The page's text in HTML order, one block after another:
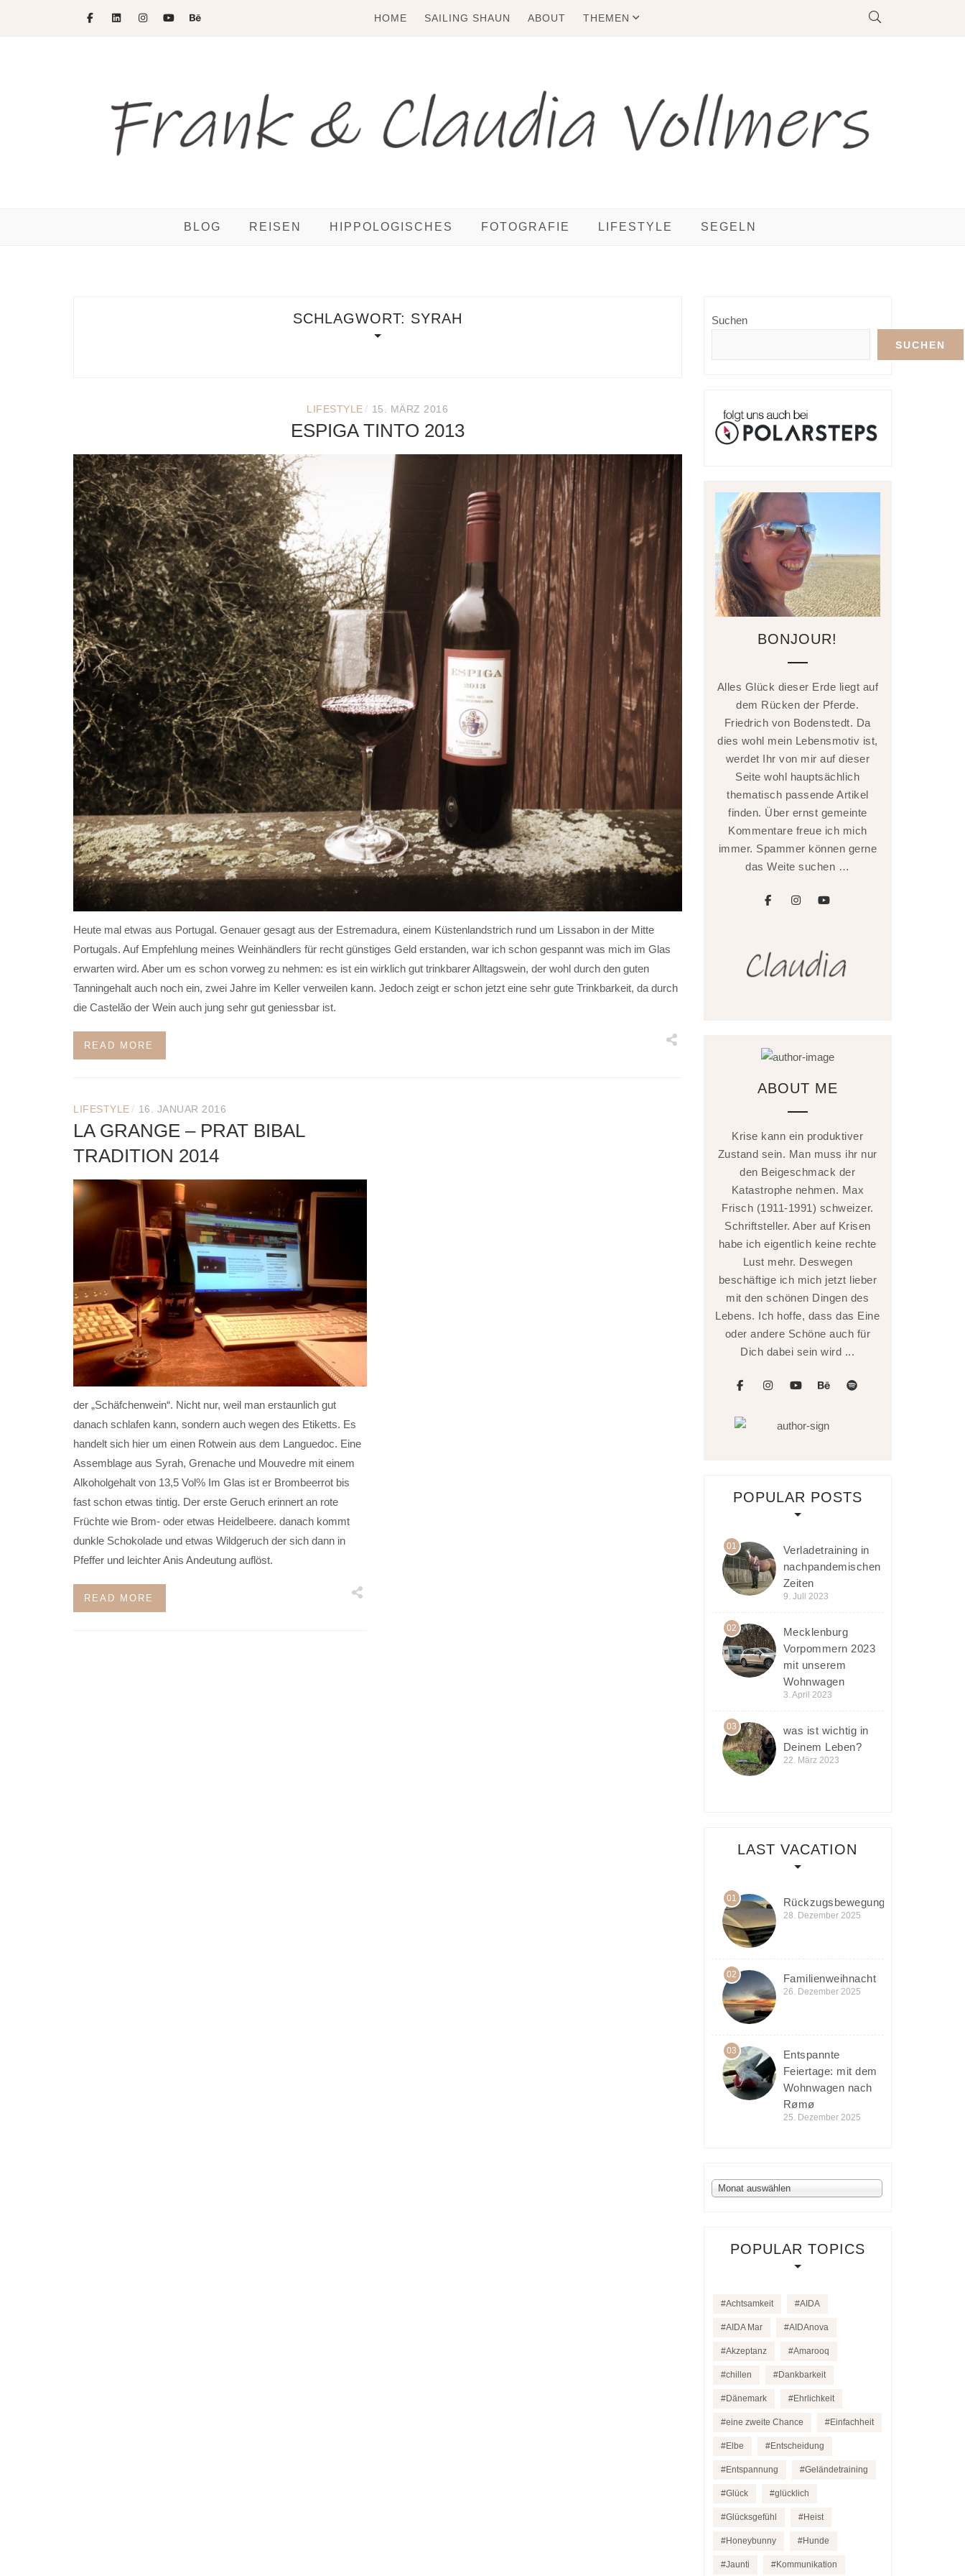
HOME SAILING SHAUN ABOUT THEMEN
BLOG REISEN HIPPOLOGISCHES FOTOGRAFIE LIFESTYLE SEGELN
SCHLAGWORT: SYRAH
LIFESTYLE / 15. MÄRZ 2016
ESPIGA TINTO 2013
Heute mal etwas aus Portugal. Genauer gesagt aus der Estremadura, einem Küstenlandstrich rund um Lissabon in der Mitte
Portugals. Auf Empfehlung meines Weinhändlers für recht günstiges Geld erstanden, war ich schon gespannt was mich im Glas
erwarten wird. Aber um es schon vorweg zu nehmen: es ist ein wirklich gut trinkbarer Alltagswein, der wohl durch den guten
Tanningehalt auch noch ein, zwei Jahre im Keller verweilen kann. Jedoch zeigt er schon jetzt eine sehr gute Trinkbarkeit, da durch
die Castelão der Wein auch jung sehr gut geniessbar ist.
READ MORE
LIFESTYLE/ 16. JANUAR 2016
LA GRANGE – PRAT BIBAL
TRADITION 2014
der „Schäfchenwein“. Nicht nur, weil man erstaunlich gut
danach schlafen kann, sondern auch wegen des Etiketts. Es
handelt sich hier um einen Rotwein aus dem Languedoc. Eine
Assemblage aus Syrah, Grenache und Mouvedre mit einem
Alkoholgehalt von 13,5 Vol% Im Glas ist er Brombeerrot bis
fast schon etwas tintig. Der erste Geruch erinnert an rote
Früchte wie Brom- oder etwas Heidelbeere. danach kommt
dunkle Schokolade und etwas Wildgeruch der sich dann in
Pfeffer und leichter Anis Andeutung auflöst.
READ MORE
Suchen
SUCHEN
BONJOUR!
Alles Glück dieser Erde liegt auf
dem Rücken der Pferde.
Friedrich von Bodenstedt. Da
dies wohl mein Lebensmotiv ist,
werdet Ihr von mir auf dieser
Seite wohl hauptsächlich
thematisch passende Artikel
finden. Über ernst gemeinte
Kommentare freue ich mich
immer. Spammer können gerne
das Weite suchen …
ABOUT ME
Krise kann ein produktiver
Zustand sein. Man muss ihr nur
den Beigeschmack der
Katastrophe nehmen. Max
Frisch (1911-1991) schweizer.
Schriftsteller. Aber auf Krisen
habe ich eigentlich keine rechte
Lust mehr. Deswegen
beschäftige ich mich jetzt lieber
mit den schönen Dingen des
Lebens. Ich hoffe, dass das Eine
oder andere Schöne auch für
Dich dabei sein wird ...
facebook
instagram
youtube
behance
POPULAR POSTS
01
Verladetraining in
nachpandemischen
Zeiten
9. Juli 2023
02
Mecklenburg
Vorpommern 2023
mit unserem
Wohnwagen
3. April 2023
03
was ist wichtig in
Deinem Leben?
22. März 2023
LAST VACATION
01 Rückzugsbewegung
28. Dezember 2025
02 Familienweihnacht
26. Dezember 2025
03
Entspannte
Feiertage: mit dem
Wohnwagen nach
Rømø
25. Dezember 2025
Archiv
Monat auswählen
POPULAR TOPICS
Achtsamkeit AIDA
AIDA Mar AIDAnova
Akzeptanz Amarooq
chillen Dankbarkeit
Dänemark Ehrlichkeit
eine zweite Chance Einfachheit
Elbe Entscheidung
Entspannung Geländetraining
Glück glücklich
Glücksgefühl Heist
Honeybunny Hunde
Jaunti Kommunikation